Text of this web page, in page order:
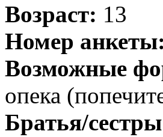
Возраст: 13
Номер анкеты:
Возможные
опека
Братья/